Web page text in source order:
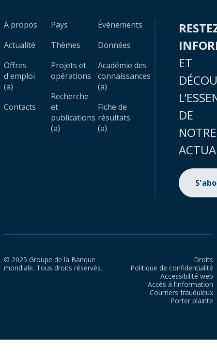
À propos
Actualité
Offres
d'emploi
(a)
Contacts
Pays
Thèmes
Projets et
opérations
Recherche
et
publications
(a)
Évènements
Données
Académie des
connaissances
(a)
Fiche de
résultats
(a)
ET
DE
NOTRE
© 2025 Groupe de la Banque
mondiale. Tous droits réservés.
Droits
Politique de confidentialité
Accessibilité web
Accès à l’information
Courriers frauduleux
Porter plainte